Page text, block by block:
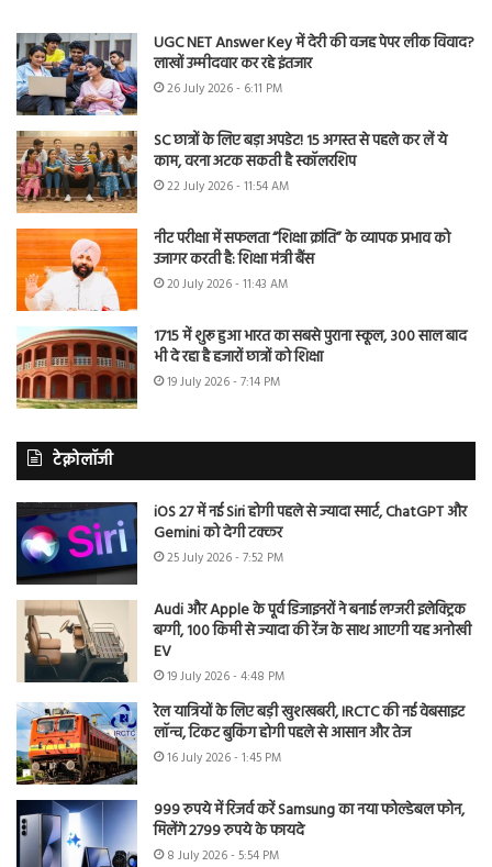
UGC NET Answer Key में देरी की वजह पेपर लीक विवाद?
लाखों उम्मीदवार कर रहे इंतजार
26 July 2026 - 6:11 PM
SC छात्रों के लिए बड़ा अपडेट! 15 अगस्त से पहले कर लें ये
काम, वरना अटक सकती है स्कॉलरशिप
22 July 2026 - 11:54 AM
नीट परीक्षा में सफलता “शिक्षा क्रांति” के व्यापक प्रभाव को
उजागर करती है: शिक्षा मंत्री बैंस
20 July 2026 - 11:43 AM
1715 में शुरू हुआ भारत का सबसे पुराना स्कूल, 300 साल बाद
भी दे रहा है हजारों छात्रों को शिक्षा
19 July 2026 - 7:14 PM
टेक्नोलॉजी
iOS 27 में नई Siri होगी पहले से ज्यादा स्मार्ट, ChatGPT और
Gemini को देगी टक्कर
25 July 2026 - 7:52 PM
Audi और Apple के पूर्व डिजाइनरों ने बनाई लग्जरी इलेक्ट्रिक
बग्गी, 100 किमी से ज्यादा की रेंज के साथ आएगी यह अनोखी
EV
19 July 2026 - 4:48 PM
रेल यात्रियों के लिए बड़ी खुशखबरी, IRCTC की नई वेबसाइट
लॉन्च, टिकट बुकिंग होगी पहले से आसान और तेज
16 July 2026 - 1:45 PM
999 रुपये में रिजर्व करें Samsung का नया फोल्डेबल फोन,
मिलेंगे 2799 रुपये के फायदे
8 July 2026 - 5:54 PM